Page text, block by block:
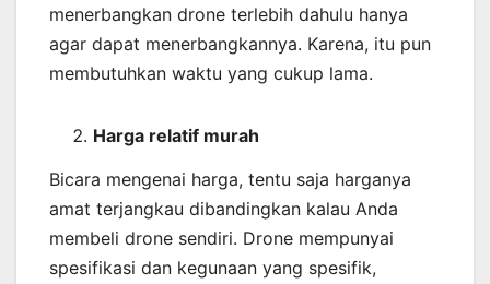
menerbangkan drone terlebih dahulu hanya
agar dapat menerbangkannya. Karena, itu pun
membutuhkan waktu yang cukup lama.
Harga relatif murah
Bicara mengenai harga, tentu saja harganya
amat terjangkau dibandingkan kalau Anda
membeli drone sendiri. Drone mempunyai
spesifikasi dan kegunaan yang spesifik,